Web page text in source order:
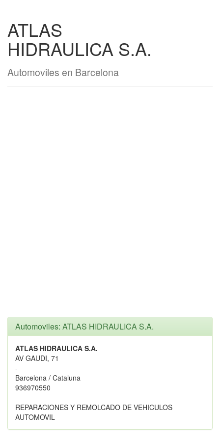
ATLAS
HIDRAULICA S.A.
Automoviles en Barcelona
Automoviles: ATLAS HIDRAULICA S.A.
ATLAS HIDRAULICA S.A.
AV GAUDI, 71
-
Barcelona / Cataluna
936970550
REPARACIONES Y REMOLCADO DE VEHICULOS
AUTOMOVIL